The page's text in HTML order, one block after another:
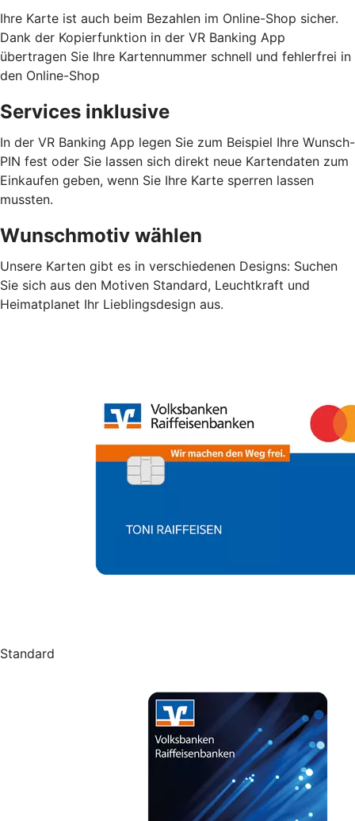
Ihre Karte ist auch beim Bezahlen im Online-Shop sicher.
Dank der Kopierfunktion in der VR Banking App
übertragen Sie Ihre Kartennummer schnell und fehlerfrei in
den Online-Shop
Services inklusive
In der VR Banking App legen Sie zum Beispiel Ihre Wunsch-
PIN fest oder Sie lassen sich direkt neue Kartendaten zum
Einkaufen geben, wenn Sie Ihre Karte sperren lassen
mussten.
Wunschmotiv wählen
Unsere Karten gibt es in verschiedenen Designs: Suchen
Sie sich aus den Motiven Standard, Leuchtkraft und
Heimatplanet Ihr Lieblingsdesign aus.
Standard